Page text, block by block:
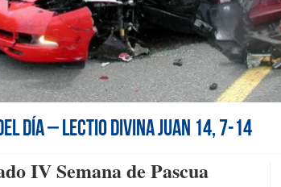
día – Lectio Divina Juan 14, 7-14
IV Semana de Pascua